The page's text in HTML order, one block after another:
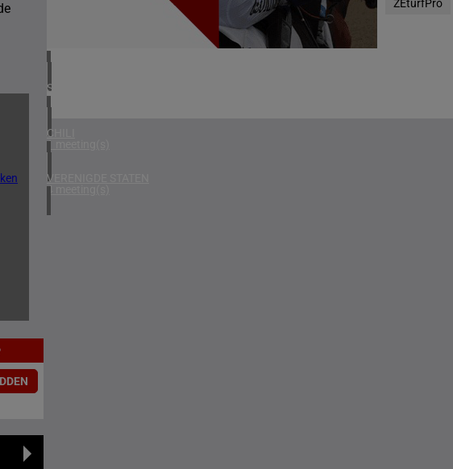
1 meeting(s)
SPANJE
1 meeting(s)
CHILI
1 meeting(s)
VERENIGDE STATEN
4 meeting(s)
ZEturfPro